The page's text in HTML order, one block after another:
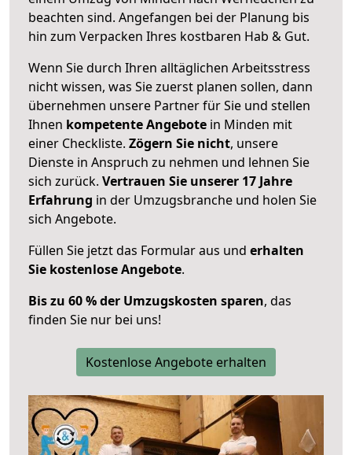
beachten sind. Angefangen bei der Planung bis
hin zum Verpacken Ihres kostbaren Hab & Gut.
Wenn Sie durch Ihren alltäglichen Arbeitsstress
nicht wissen, was Sie zuerst planen sollen, dann
übernehmen unsere Partner für Sie und stellen
Ihnen kompetente Angebote in Minden mit
einer Checkliste. Zögern Sie nicht, unsere
Dienste in Anspruch zu nehmen und lehnen Sie
sich zurück. Vertrauen Sie unserer 17 Jahre
Erfahrung in der Umzugsbranche und holen Sie
sich Angebote.
Füllen Sie jetzt das Formular aus und erhalten
Sie kostenlose Angebote.
Bis zu 60 % der Umzugskosten sparen, das
finden Sie nur bei uns!
Kostenlose Angebote erhalten